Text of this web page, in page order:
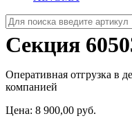
Секция
Оперативная отгрузка в
компанией
Цена: 8 900,00 руб.